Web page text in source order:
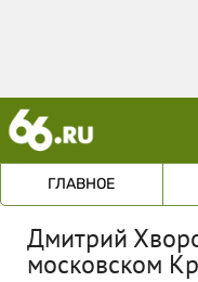
ГЛАВНОЕ
Дмитрий
московском